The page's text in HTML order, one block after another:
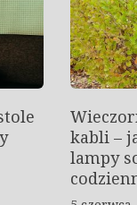
kabli –
lampy